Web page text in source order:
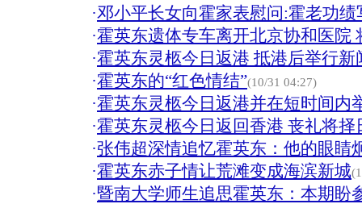
·邓小平长女向霍家表慰问:霍老功绩
·霍英东遗体专车离开北京协和医院
·霍英东灵柩今日返港 抵港后举行新
·霍英东的“红色情结”(10/31 04:27)
·霍英东灵柩今日返港并在短时间内
·霍英东灵柩今日返回香港 丧礼将择
·张伟超深情追忆霍英东：他的眼睛
·霍英东赤子情让荒滩变成海滨新城
·暨南大学师生追思霍英东：本期盼